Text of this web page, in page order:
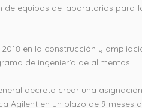
de equipos de laboratorios para
en la construcción y
de ingeniería de alimentos.
decreto crear una
en un plazo de 9 meses